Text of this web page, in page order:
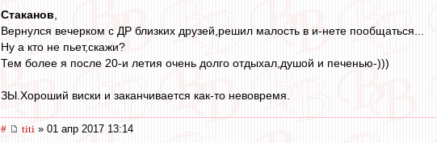
Cтаканов
Вернулся вечерком с ДР близких друзей,решил малость в и-нете пообщаться...
Ну а кто не пьет,скажи?
Тем более я после 20-и летия очень долго отдыхал,душой и печенью-)))
ЗЫ.Хороший виски и заканчивается как-то невовремя.
# titi » 01 апр 2017 13:14